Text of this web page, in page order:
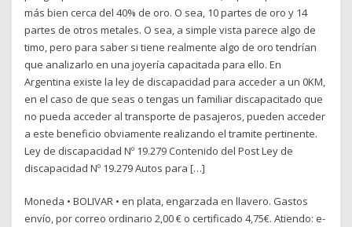
más bien cerca del 40% de oro. O sea, 10 partes de oro y 14
partes de otros metales. O sea, a simple vista parece algo de
timo, pero para saber si tiene realmente algo de oro tendrían
que analizarlo en una joyería capacitada para ello. En
Argentina existe la ley de discapacidad para acceder a un 0KM,
en el caso de que seas o tengas un familiar discapacitado que
no pueda acceder al transporte de pasajeros, pueden acceder
a este beneficio obviamente realizando el tramite pertinente.
Ley de discapacidad Nº 19.279 Contenido del Post Ley de
discapacidad Nº 19.279 Autos para […]
Moneda • BOLIVAR • en plata, engarzada en llavero. Gastos
envío, por correo ordinario 2,00 € o certificado 4,75€. Atiendo: e-